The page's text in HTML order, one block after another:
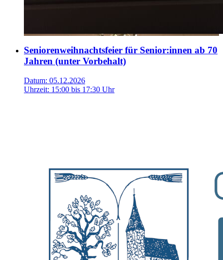
Seniorenweihnachtsfeier für Senior:innen ab 70
Jahren (unter Vorbehalt)
Datum: 05.12.2026
Uhrzeit: 15:00 bis 17:30 Uhr